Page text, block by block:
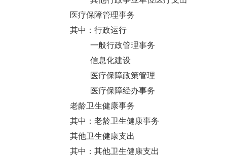
医疗保障管理事务
其中：行政运行
一般行政管理事务
信息化建设
医疗保障政策管理
医疗保障经办事务
老龄卫生健康事务
其中：老龄卫生健康事务
其他卫生健康支出
其中：其他卫生健康支出